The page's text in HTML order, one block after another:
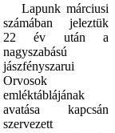
Lapunk márciusi
számában jeleztük
22 év után a
nagyszabású
jászfényszarui
Orvosok
emléktáblájának
avatása kapcsán
szervezett